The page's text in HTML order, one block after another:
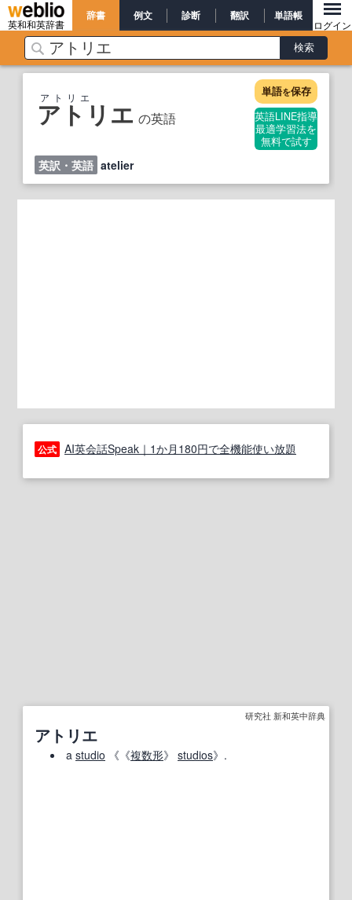
英和和英辞書
辞書 例文 診断 翻訳 単語帳
ログイン
アトリエ の英語
アトリエ 単語を保存
英語LINE指導
最適学習法を
無料で試す
英訳・英語 atelier
公式 AI英会話Speak｜1か月180円で全機能使い放題
研究社 新和英中辞典
アトリエ
a studio 《《複数形》 studios》.